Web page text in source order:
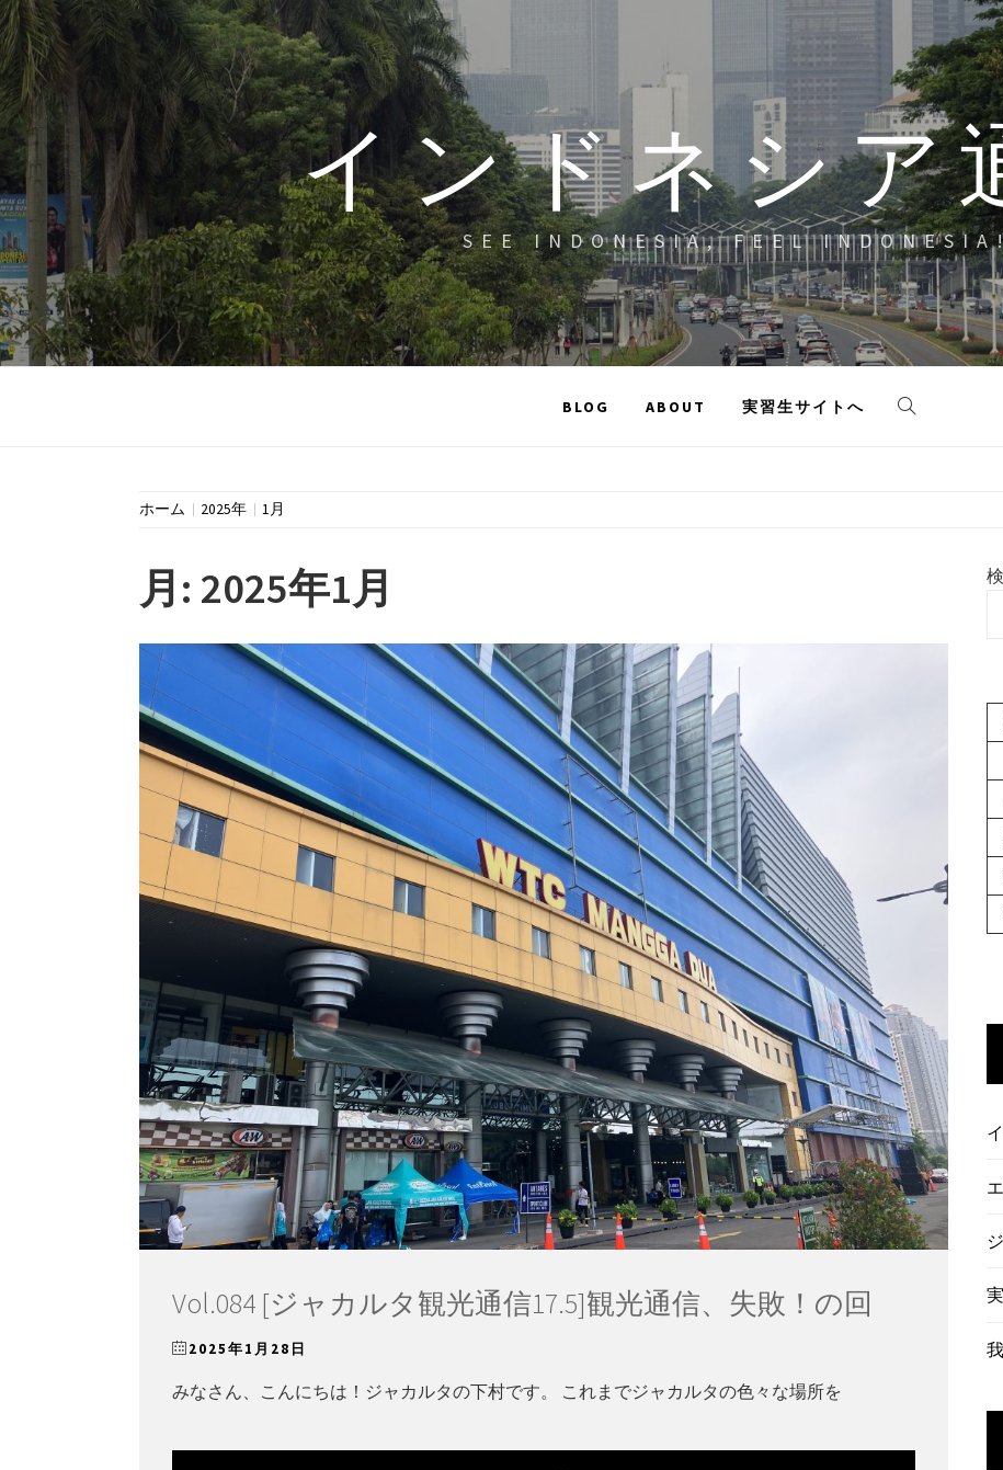
コ
ン
テ
ン
ツ
へ
キ
ッ
プ
インドネシア
SEE INDONESIA, FEEL
BLOG ABOUT 実習生サイトへ
ホーム 2025年 1月
月: 2025年1月
Vol.084 [ジャカルタ観光通信17.5]観光通信、失敗！の回
2025年1月28日
みなさん、こんにちは！ジャカルタの下村です。 これまでジャカルタの色々な場所を